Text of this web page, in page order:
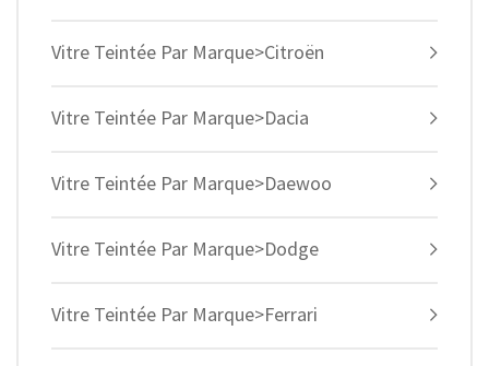
Vitre Teintée Par Marque>Citroën
Vitre Teintée Par Marque>Dacia
Vitre Teintée Par Marque>Daewoo
Vitre Teintée Par Marque>Dodge
Vitre Teintée Par Marque>Ferrari